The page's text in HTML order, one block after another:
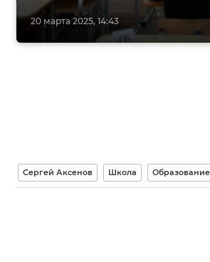
20 марта 2025, 14:43
Сергей Аксенов Школа